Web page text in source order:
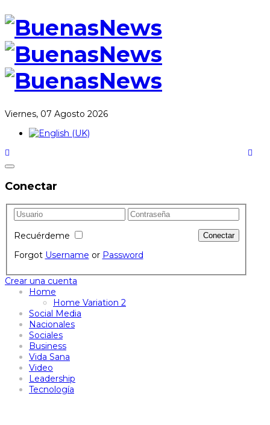
Viernes, 07 Agosto 2026
Conectar
Recuérdeme
Forgot Username or Password
Crear una cuenta
Home
Home Variation 2
Social Media
Nacionales
Sociales
Business
Vida Sana
Video
Leadership
Tecnología